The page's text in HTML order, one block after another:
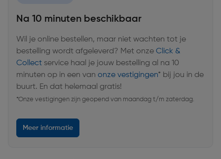
Na 10 minuten beschikbaar
Wil je online bestellen, maar niet wachten tot je
bestelling wordt afgeleverd? Met onze Click &
Collect service haal je jouw bestelling al na 10
minuten op in een van onze vestigingen* bij jou in de
buurt. En dat helemaal gratis!
*Onze vestigingen zijn geopend van maandag t/m zaterdag.
Meer informatie